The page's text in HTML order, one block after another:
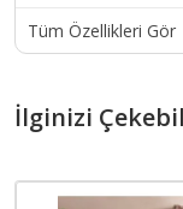
Tüm Özellikleri Gör
İlginizi